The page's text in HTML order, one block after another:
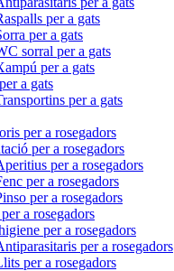
per a gats
per a gats
sorral per a gats
per a gats
a gats
per a gats
per a rosegadors
per a rosegadors
per a rosegadors
per a rosegadors
per a rosegadors
a rosegadors
per a rosegadors
per a rosegadors
per a rosegadors